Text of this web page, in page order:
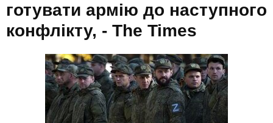
готувати армію до наступного
конфлікту, - The Times